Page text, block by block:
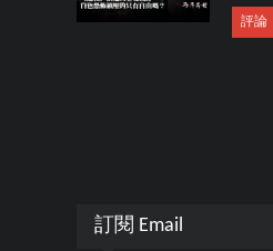
評論
訂閱 Email